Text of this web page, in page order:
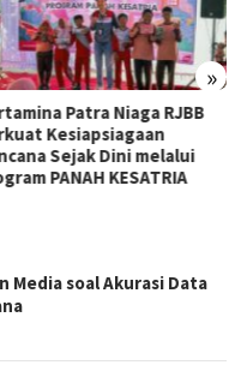
»
Patra Niaga RJBB
Kesiapsiagaan
Sejak Dini melalui
PANAH KESATRIA
Media soal Akurasi Data